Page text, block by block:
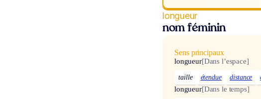
longueur
nom féminin
Sens principaux
longueur[Dans l’espace]
taille étendue distance
longueur[Dans le temps]